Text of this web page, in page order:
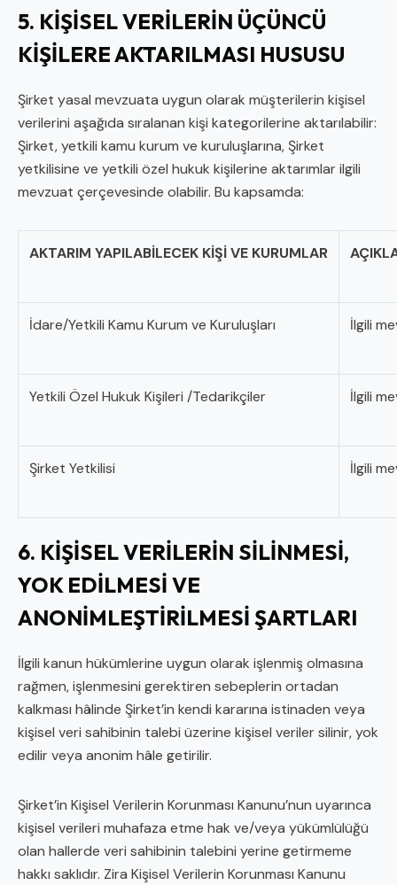
5. KİŞİSEL VERİLERİN ÜÇÜNCÜ
KİŞİLERE AKTARILMASI HUSUSU
Şirket yasal mevzuata uygun olarak müşterilerin kişisel
verilerini aşağıda sıralanan kişi kategorilerine aktarılabilir:
Şirket, yetkili kamu kurum ve kuruluşlarına, Şirket
yetkilisine ve yetkili özel hukuk kişilerine aktarımlar ilgili
mevzuat çerçevesinde olabilir. Bu kapsamda:
AKTARIM YAPILABİLECEK KİŞİ VE KURUMLAR
İdare/Yetkili Kamu Kurum ve Kuruluşları İlgili
Yetkili Özel Hukuk Kişileri /Tedarikçiler İlgili
Şirket Yetkilisi İlgili
6. KİŞİSEL VERİLERİN SİLİNMESİ,
YOK EDİLMESİ VE
ANONİMLEŞTİRİLMESİ ŞARTLARI
İlgili kanun hükümlerine uygun olarak işlenmiş olmasına
rağmen, işlenmesini gerektiren sebeplerin ortadan
kalkması hâlinde Şirket’in kendi kararına istinaden veya
kişisel veri sahibinin talebi üzerine kişisel veriler silinir, yok
edilir veya anonim hâle getirilir.
Şirket’in Kişisel Verilerin Korunması Kanunu’nun uyarınca
kişisel verileri muhafaza etme hak ve/veya yükümlülüğü
olan hallerde veri sahibinin talebini yerine getirmeme
hakkı saklıdır. Zira Kişisel Verilerin Korunması Kanunu